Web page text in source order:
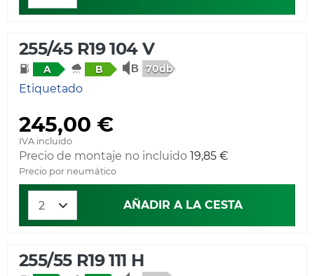
255/45 R19 104 V
A B 70db
Etiquetado
245,00 €
IVA incluido
Precio de montaje no incluido 19,85 €
Precio por neumático
AÑADIR A LA CESTA
255/55 R19 111 H